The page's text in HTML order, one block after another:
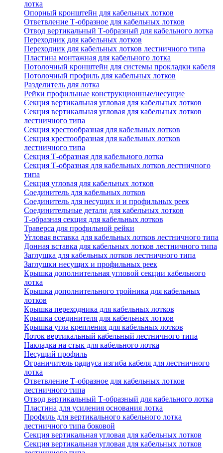
лотка
Опорный кронштейн для кабельных лотков
Ответвление Т-образное для кабельных лотков
Отвод вертикальный Т-образный для кабельного лотка
Переходник для кабельных лотков
Переходник для кабельных лотков лестничного типа
Пластина монтажная для кабельного лотка
Потолочный кронштейн для системы прокладки кабеля
Потолочный профиль для кабельных лотков
Разделитель для лотка
Рейки профильные конструкционные/несущие
Секция вертикальная угловая для кабельных лотков
Секция вертикальная угловая для кабельных лотков
лестничного типа
Секция крестообразная для кабельных лотков
Секция крестообразная для кабельных лотков
лестничного типа
Секция Т-образная для кабельного лотка
Секция Т-образная для кабельных лотков лестничного
типа
Секция угловая для кабельных лотков
Соединитель для кабельных лотков
Соединитель для несущих и и профильных реек
Соединительные детали для кабельных лотков
Т-образная секция для кабельных лотков
Траверса для профильной рейки
Угловая вставка для кабельных лотков лестничного типа
Донная вставка для кабельных лотков лестничного типа
Заглушка для кабельных лотков лестничного типа
Заглушки несущих и профильных реек
Крышка дополнительная угловой секции кабельного
лотка
Крышка дополнительного тройника для кабельных
лотков
Крышка переходника для кабельных лотков
Крышка соединителя для кабельных лотков
Крышка угла крепления для кабельных лотков
Лоток вертикальный кабельный лестничного типа
Накладка на стык для кабельного лотка
Несущий профиль
Ограничитель радиуса изгиба кабеля для лестничного
лотка
Ответвление Т-образное для кабельных лотков
лестничного типа
Отвод вертикальный Т-образный для кабельного лотка
Пластина для усиления основания лотка
Профиль для вертикального кабельного лотка
лестничного типа боковой
Секция вертикальная угловая для кабельных лотков
Секция вертикальная угловая для кабельных лотков